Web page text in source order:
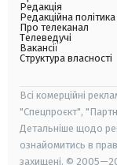
Редакція
Редакційна політика
Про телеканал
Телеведучі
Вакансії
Структура власності
Всі комерційні
"Спецпроєкт",
Детальніше щодо
ознайомитись в
захищені. ©